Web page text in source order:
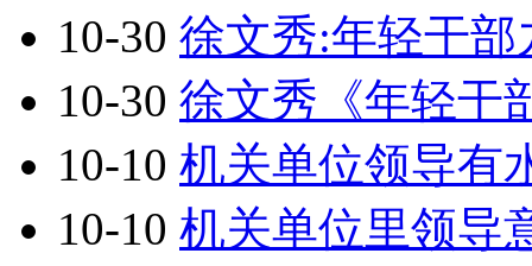
10-30 徐文秀:年轻干部
10-30 徐文秀《年轻干
10-10 机关单位领导有
10-10 机关单位里领导